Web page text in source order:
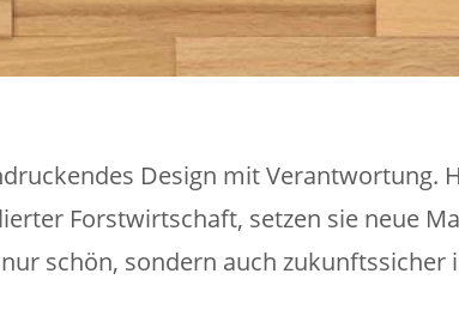
Design mit Verantwortung.
Forstwirtschaft, setzen sie neue
schön, sondern auch zukunftssicher